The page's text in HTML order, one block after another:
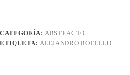
CATEGORÍA:ABSTRACTO
ETIQUETA: ALEJANDRO BOTELLO